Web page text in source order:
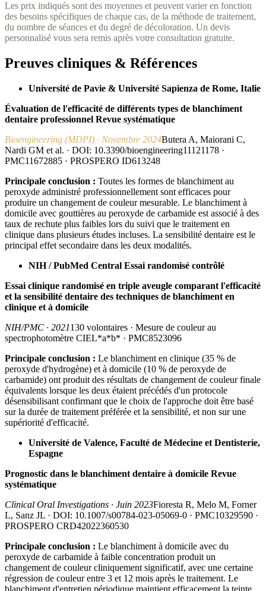
Les prix indiqués sont des moyennes et peuvent varier en fonction
des besoins spécifiques de chaque cas, de la méthode de traitement,
du nombre de séances et du degré de décoloration. Un devis
personnalisé vous sera remis après votre consultation gratuite.
Preuves cliniques & Références
Université de Pavie & Université Sapienza de Rome, Italie
Évaluation de l'efficacité de différents types de blanchiment
dentaire professionnel Revue systématique
Bioengineering (MDPI) · Novembre 2024Butera A, Maiorani C,
Nardi GM et al. · DOI: 10.3390/bioengineering11121178 ·
PMC11672885 · PROSPERO ID613248
Principale conclusion : Toutes les formes de blanchiment au
peroxyde administré professionnellement sont efficaces pour
produire un changement de couleur mesurable. Le blanchiment à
domicile avec gouttières au peroxyde de carbamide est associé à des
taux de rechute plus faibles lors du suivi que le traitement en
clinique dans plusieurs études incluses. La sensibilité dentaire est le
principal effet secondaire dans les deux modalités.
NIH / PubMed Central Essai randomisé contrôlé
Essai clinique randomisé en triple aveugle comparant l'efficacité
et la sensibilité dentaire des techniques de blanchiment en
clinique et à domicile
NIH/PMC · 2021130 volontaires · Mesure de couleur au
spectrophotomètre CIEL*a*b* · PMC8523096
Principale conclusion : Le blanchiment en clinique (35 % de
peroxyde d'hydrogène) et à domicile (10 % de peroxyde de
carbamide) ont produit des résultats de changement de couleur finale
équivalents lorsque les deux étaient précédés d'un protocole
désensibilisant confirmant que le choix de l'approche doit être basé
sur la durée de traitement préférée et la sensibilité, et non sur une
supériorité d'efficacité.
Université de Valence, Faculté de Médecine et Dentisterie,
Espagne
Prognostic dans le blanchiment dentaire à domicile Revue
systématique
Clinical Oral Investigations · Juin 2023Fioresta R, Melo M, Forner
L, Sanz JL · DOI: 10.1007/s00784-023-05069-0 · PMC10329590 ·
PROSPERO CRD42022360530
Principale conclusion : Le blanchiment à domicile avec du
peroxyde de carbamide à faible concentration produit un
changement de couleur cliniquement significatif, avec une certaine
régression de couleur entre 3 et 12 mois après le traitement. Le
blanchiment d'entretien périodique maintient efficacement la teinte